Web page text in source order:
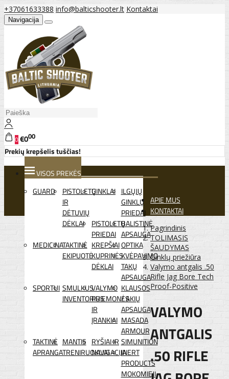
+37061633388 info@balticshooter.lt Kontaktai
Navigacija
0€000
Prekių krepšelis tuščias!
VISOS PREKĖS
GUARD
PISTOLETŲ
IR
DĖTUVIŲ
DĖKLAI
GINKLAI ILGŲJŲ
GINKLŲ
PRIEDAI
PISTOLETŲ
PRIEDAI
BALISTINĖ
APSAUGA
MEDICINATAKTINĖ
EKIPUOTĖ
KREPŠIAI
KUPRINĖS
DĖKLAI
OPTIKA
KVĖPAVIMO
TAKŲ
APSAUGA
SPORTUI SMULKUS
INVENTORIUS
VALYMO
PRIEMONĖS
IR
ĮRANKIAI
KLAUSOS
/ AKIŲ
APSAUGA
MASADA
ARMOUR
TAKTINĖ
APRANGA
MANTIS
TRENIRUOKLIAI
RYŠIAI IR
NAVIGACIJA
SIMUNITION
INERT
PRODUCTS
MOKOMIEJI
APIE MUS
KONTAKTAI
Pagrindinis
TOLIMASIS
ŠAUDYMAS
Ginklų priežiūra
Valymo antgalis .50
Rifle Jag Bore Tech
Proof-Positive
VALYMO
ANTGALIS
.50 RIFLE